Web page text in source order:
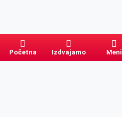
Početna Izdvajamo Meni